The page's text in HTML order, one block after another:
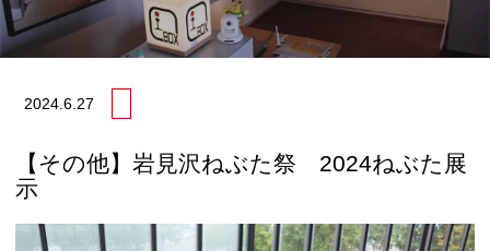
ビ
ー
2024. 6.27
【その他】岩見沢ねぶた祭 2024ねぶた展
示